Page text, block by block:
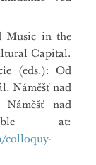
Music in the
Capital.
(eds.): Od
Náměšť nad
Náměšť nad
at:
colloquy-